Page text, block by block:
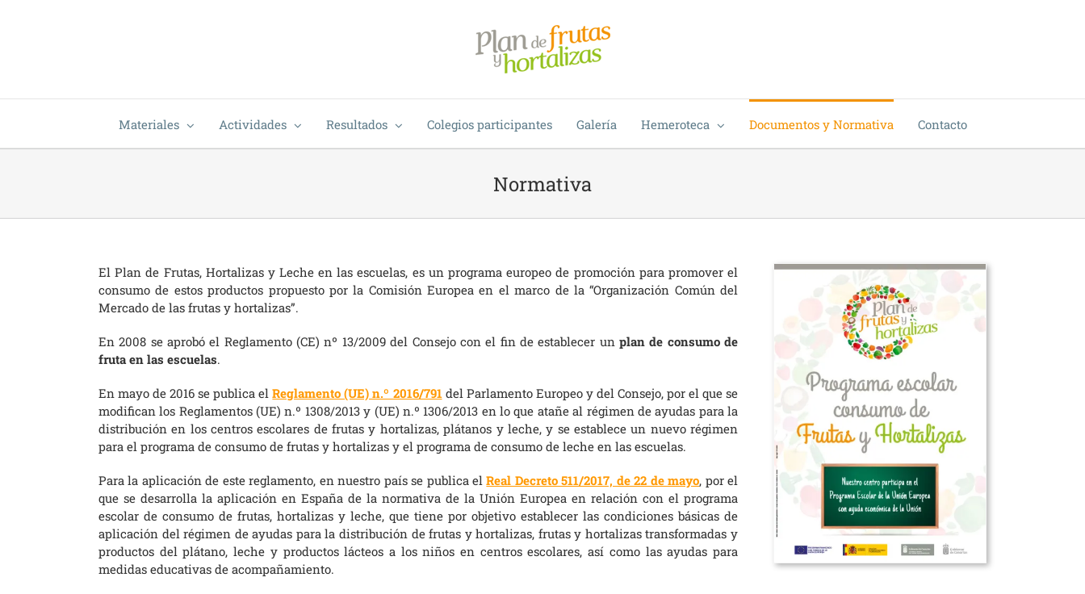
Materiales Actividades Resultados Colegios participantes Galería Hemeroteca Documentos y Normativa Contacto
Normativa
El Plan de Frutas, Hortalizas y Leche en las escuelas, es un programa europeo de promoción para promover el
consumo de estos productos propuesto por la Comisión Europea en el marco de la “Organización Común del
Mercado de las frutas y hortalizas”.
En 2008 se aprobó el Reglamento (CE) nº 13/2009 del Consejo con el fin de establecer un plan de consumo de
fruta en las escuelas.
En mayo de 2016 se publica elReglamento (UE) n.º 2016/791del Parlamento Europeo y del Consejo, por el que se
modifican los Reglamentos (UE) n.º 1308/2013 y (UE) n.º 1306/2013 en lo que atañe al régimen de ayudas para la
distribución en los centros escolares de frutas y hortalizas, plátanos y leche, y se establece un nuevo régimen
para el programa de consumo de frutas y hortalizas y el programa de consumo de leche en las escuelas.
Para la aplicación de este reglamento, en nuestro país se publica elReal Decreto 511/2017, de 22 de mayo, por el
que se desarrolla la aplicación en España de la normativa de la Unión Europea en relación con el programa
escolar de consumo de frutas, hortalizas y leche, que tiene por objetivo establecer las condiciones básicas de
aplicación del régimen de ayudas para la distribución de frutas y hortalizas, frutas y hortalizas transformadas y
productos del plátano, leche y productos lácteos a los niños en centros escolares, así como las ayudas para
medidas educativas de acompañamiento.